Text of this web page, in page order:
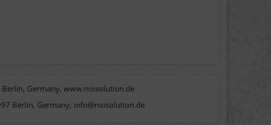
Germany, www.noisolution.de
Berlin, Germany, info@noisolution.de